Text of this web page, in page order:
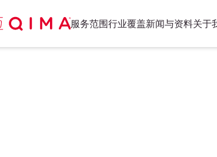
服务范围行业覆盖新闻与资料关于